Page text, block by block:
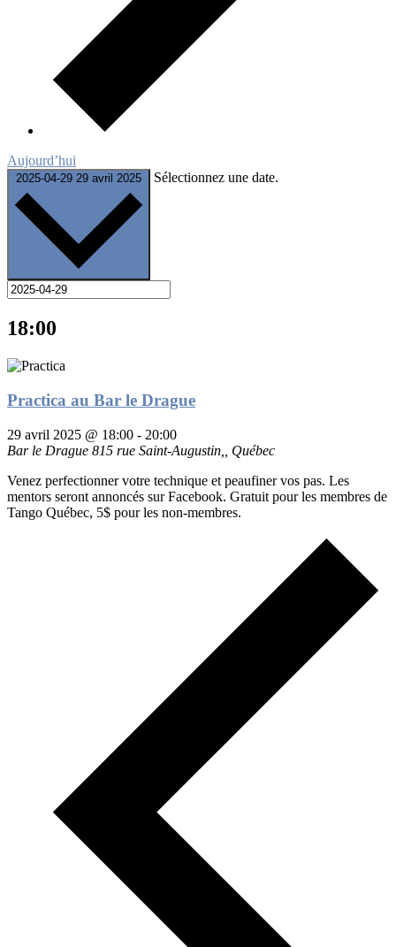
Aujourd’hui
2025-04-29 29 avril 2025 Sélectionnez une date.
18:00
Practica au Bar le Drague
29 avril 2025 @ 18:00 - 20:00
Bar le Drague 815 rue Saint-Augustin,, Québec
Venez perfectionner votre technique et peaufiner vos pas. Les
mentors seront annoncés sur Facebook. Gratuit pour les membres de
Tango Québec, 5$ pour les non-membres.